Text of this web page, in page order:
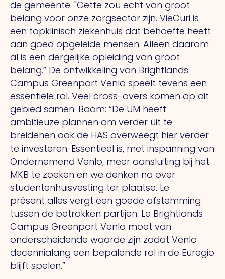
de gemeente. "Cette zou echt van groot
belang voor onze zorgsector zijn. VieCuri is
een topklinisch ziekenhuis dat behoefte heeft
aan goed opgeleide mensen. Alleen daarom
al is een dergelijke opleiding van groot
belang.” De ontwikkeling van Brightlands
Campus Greenport Venlo speelt tevens een
essentiële rol. Veel cross-overs komen op dit
gebied samen. Boom: “De UM heeft
ambitieuze plannen om verder uit te
breidenen ook de HAS overweegt hier verder
te investeren. Essentieel is, met inspanning van
Ondernemend Venlo, meer aansluiting bij het
MKB te zoeken en we denken na over
studentenhuisvesting ter plaatse. Le
présent alles vergt een goede afstemming
tussen de betrokken partijen. Le Brightlands
Campus Greenport Venlo moet van
onderscheidende waarde zijn zodat Venlo
decennialang een bepalende rol in de Euregio
blijft spelen.”